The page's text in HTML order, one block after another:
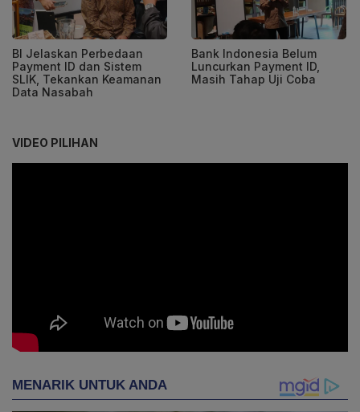
BI Jelaskan Perbedaan
Payment ID dan Sistem
SLIK, Tekankan Keamanan
Data Nasabah
Bank Indonesia Belum
Luncurkan Payment ID,
Masih Tahap Uji Coba
VIDEO PILIHAN